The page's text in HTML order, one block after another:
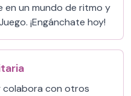
en un mundo de ritmo y
¡Engánchate hoy!
colabora con otros